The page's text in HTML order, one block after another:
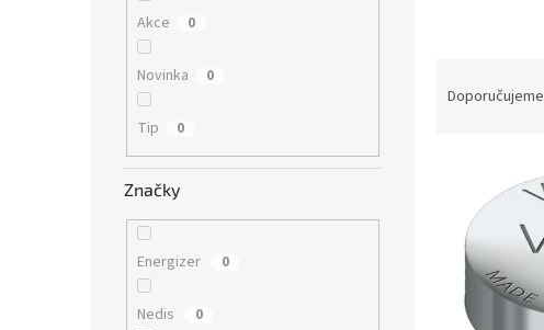
Akce 0
Novinka 0
Tip 0
Značky
Energizer 0
Nedis 0
Doporučujeme